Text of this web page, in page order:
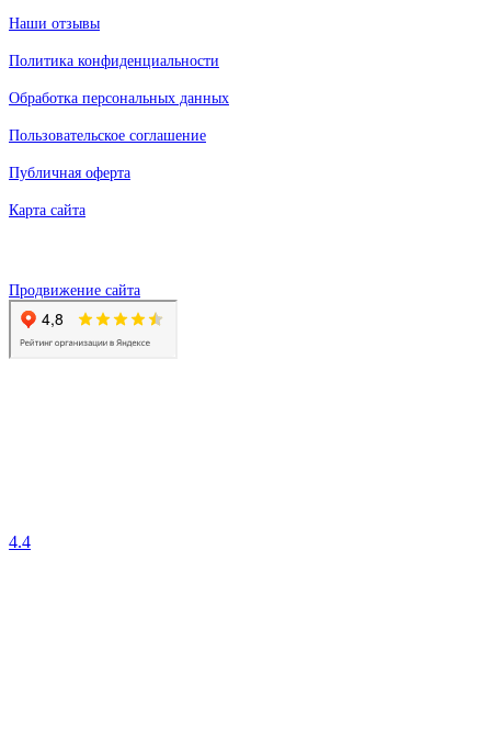
Наши отзывы
Политика конфиденциальности
Обработка персональных данных
Пользовательское соглашение
Публичная оферта
Карта сайта
Продвижение сайта
4.4